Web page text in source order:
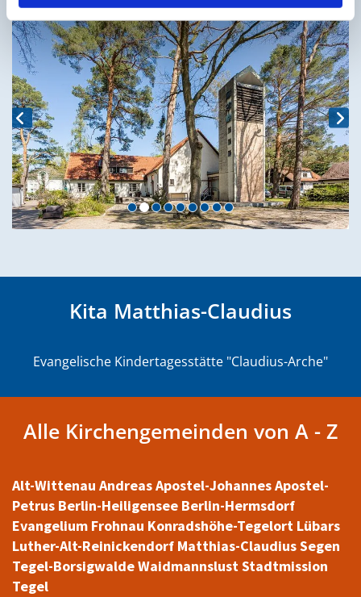
Kita Matthias-Claudius
Evangelische Kindertagesstätte "Claudius-Arche"
Alle Kirchengemeinden von A - Z
Alt-Wittenau AndreasApostel-JohannesApostel-
Petrus Berlin-Heiligensee Berlin-Hermsdorf
Evangelium Frohnau Konradshöhe-Tegelort Lübars
Luther-Alt-Reinickendorf Matthias-ClaudiusSegen
Tegel-BorsigwaldeWaidmannslustStadtmission
Tegel